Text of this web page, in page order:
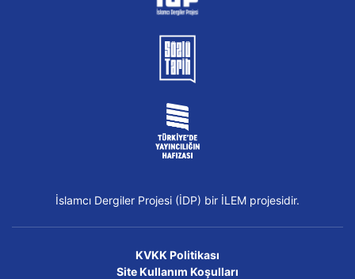
İslamcı Dergiler Projesi (İDP) bir İLEM projesidir.
KVKK Politikası
Site Kullanım Koşulları